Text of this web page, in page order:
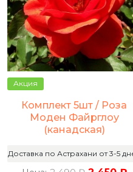
Акция
Комплект 5шт / Роза
Моден Файрглоу
(канадская)
Доставка по Астрахани от 3-5